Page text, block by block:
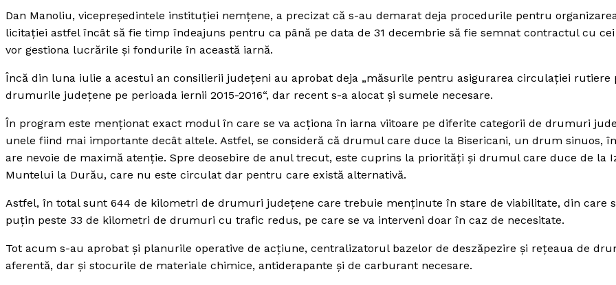
Dan Manoliu, vicepreşedintele instituţiei nemţene, a precizat că s-au demarat deja procedurile pentru
licitaţiei astfel încât să fie timp îndeajuns pentru ca până pe data de 31 decembrie să fie semnat contractul cu
vor gestiona lucrările şi fondurile în această iarnă.
Încă din luna iulie a acestui an consilierii judeţeni au aprobat deja „măsurile pentru asigurarea circulaţiei rutiere
drumurile judeţene pe perioada iernii 2015-2016“, dar recent s-a alocat şi sumele necesare.
În program este menţionat exact modul în care se va acţiona în iarna viitoare pe diferite categorii de drumuri
unele fiind mai importante decât altele. Astfel, se consideră că drumul care duce la Bisericani, un drum sinuos,
are nevoie de maximă atenţie. Spre deosebire de anul trecut, este cuprins la priorităţi şi drumul care duce de la
Muntelui la Durău, care nu este circulat dar pentru care există alternativă.
Astfel, în total sunt 644 de kilometri de drumuri judeţene care trebuie menţinute în stare de viabilitate, din care
puţin peste 33 de kilometri de drumuri cu trafic redus, pe care se va interveni doar în caz de necesitate.
Tot acum s-au aprobat şi planurile operative de acţiune, centralizatorul bazelor de deszăpezire şi reţeaua de
aferentă, dar şi stocurile de materiale chimice, antiderapante şi de carburant necesare.